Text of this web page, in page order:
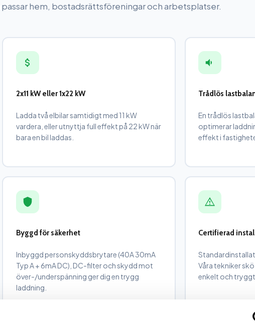
hem, bostadsrättsföreningar och arbetsplatser.
2x11 kW eller 1x22 kW
Ladda två elbilar samtidigt med 11 kW
vardera, eller utnyttja full effekt på 22 kW när
bara en bil laddas.
Trådlös
En trådlös
optimerar
effekt i
Byggd för säkerhet
Inbyggd personskyddsbrytare (40A 30mA
Typ A + 6mA DC), DC-filter och skydd mot
över-/underspänning ger dig en trygg
laddning.
Certifierad
Våra tekniker
enkelt och tryggt